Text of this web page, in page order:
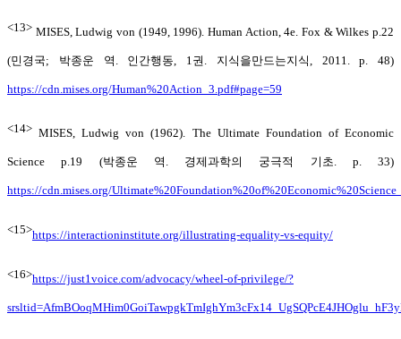
<13> MISES, Ludwig von (1949, 1996). Human Action, 4e. Fox & Wilkes p.22
(민경국; 박종운 역. 인간행동, 1권. 지식을만드는지식, 2011. p. 48)
https://cdn.mises.org/Human%20Action_3.pdf#page=59
<14> MISES, Ludwig von (1962). The Ultimate Foundation of Economic
Science p.19 (박종운 역. 경제과학의 궁극적 기초. p. 33)
https://cdn.mises.org/
<15>https://interactioninstitute.org/illustrating-equality-vs-equity/
<16>https://just1voice.com/advocacy/wheel-of-privilege/?